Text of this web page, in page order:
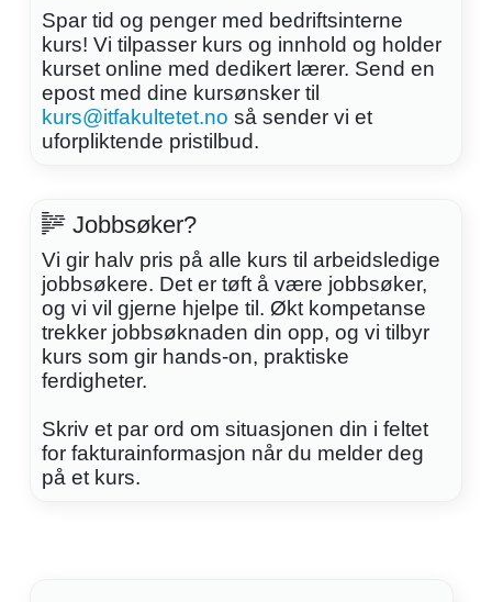
Spar tid og penger med bedriftsinterne
kurs! Vi tilpasser kurs og innhold og holder
kurset online med dedikert lærer. Send en
epost med dine kursønsker til
kurs@itfakultetet.no så sender vi et
uforpliktende pristilbud.
Jobbsøker?
Vi gir halv pris på alle kurs til arbeidsledige
jobbsøkere. Det er tøft å være jobbsøker,
og vi vil gjerne hjelpe til. Økt kompetanse
trekker jobbsøknaden din opp, og vi tilbyr
kurs som gir hands-on, praktiske
ferdigheter.
Skriv et par ord om situasjonen din i feltet
for fakturainformasjon når du melder deg
på et kurs.